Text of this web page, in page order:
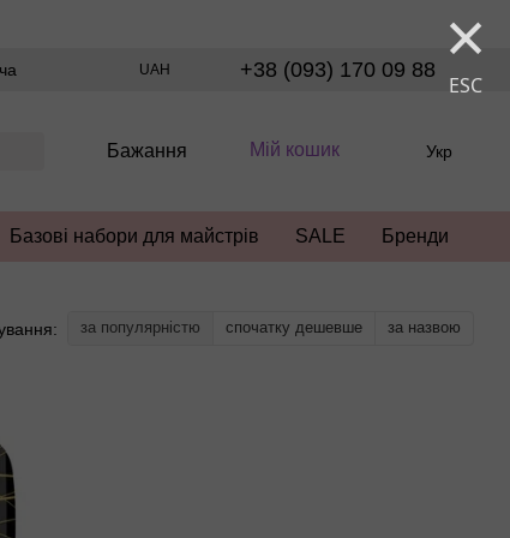
×
ESC
UAH +38 (093) 170 09 88
Бажання Мій кошик Укр
Базові набори для майстрів SALE Бренди
за популярністю спочатку дешевше за назвою